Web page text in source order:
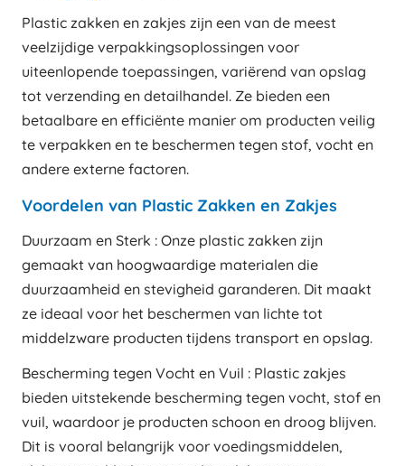
Plastic zakken en zakjes zijn een van de meest
veelzijdige verpakkingsoplossingen voor
uiteenlopende toepassingen, variërend van opslag
tot verzending en detailhandel. Ze bieden een
betaalbare en efficiënte manier om producten veilig
te verpakken en te beschermen tegen stof, vocht en
andere externe factoren.
Voordelen van Plastic Zakken en Zakjes
Duurzaam en Sterk : Onze plastic zakken zijn
gemaakt van hoogwaardige materialen die
duurzaamheid en stevigheid garanderen. Dit maakt
ze ideaal voor het beschermen van lichte tot
middelzware producten tijdens transport en opslag.
Bescherming tegen Vocht en Vuil : Plastic zakjes
bieden uitstekende bescherming tegen vocht, stof en
vuil, waardoor je producten schoon en droog blijven.
Dit is vooral belangrijk voor voedingsmiddelen,